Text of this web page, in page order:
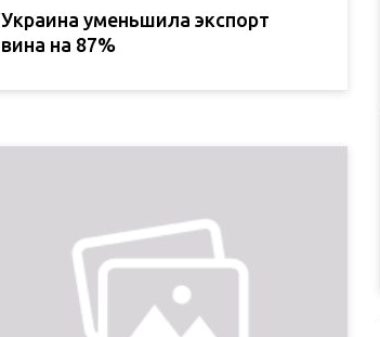
Украина уменьшила экспорт
вина на 87%